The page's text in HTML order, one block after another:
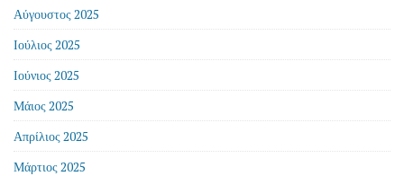
Αύγουστος 2025
Ιούλιος 2025
Ιούνιος 2025
Μάιος 2025
Απρίλιος 2025
Μάρτιος 2025